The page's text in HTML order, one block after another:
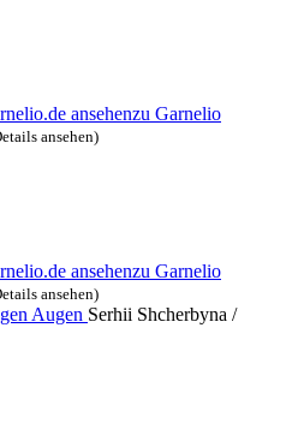
ansehenzu Garnelio
ansehen)
ansehenzu Garnelio
ansehen)
Serhii Shcherbyna /